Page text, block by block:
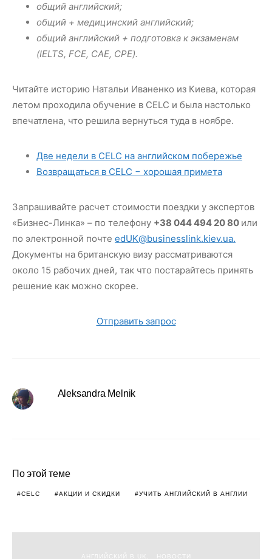
общий английский;
общий + медицинский английский;
общий английский + подготовка к экзаменам
(IELTS, FCE, CAE, CPE).
Читайте историю Натальи Иваненко из Киева, которая
летом проходила обучение в CELC и была настолько
впечатлена, что решила вернуться туда в ноябре.
Две недели в CELC на английском побережье
Возвращаться в CELC − хорошая примета
Запрашивайте расчет стоимости поездки у экспертов
«Бизнес-Линка» – по телефону +38 044 494 20 80 или
по электронной почте edUK@businesslink.kiev.ua.
Документы на британскую визу рассматриваются
около 15 рабочих дней, так что постарайтесь принять
решение как можно скорее.
Отправить запрос
Aleksandra Melnik
По этой теме
CELC АКЦИИ И СКИДКИ УЧИТЬ АНГЛИЙСКИЙ В АНГЛИИ
АНГЛИЙСКИЙ В UK НОВОСТИ